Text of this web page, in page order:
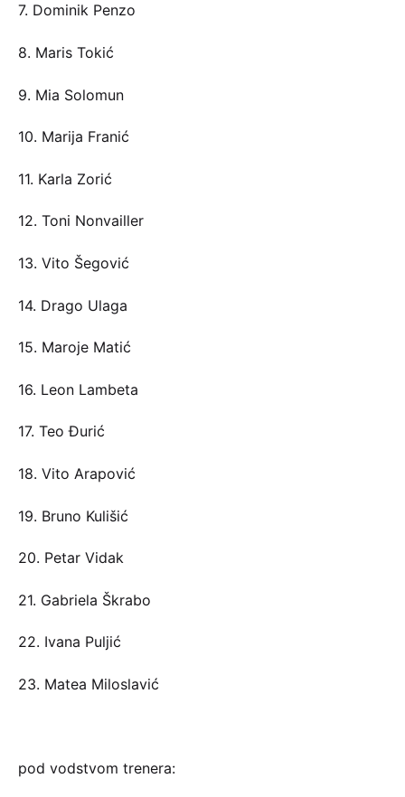
7. Dominik Penzo
8. Maris Tokić
9. Mia Solomun
10. Marija Franić
11. Karla Zorić
12. Toni Nonvailler
13. Vito Šegović
14. Drago Ulaga
15. Maroje Matić
16. Leon Lambeta
17. Teo Đurić
18. Vito Arapović
19. Bruno Kulišić
20. Petar Vidak
21. Gabriela Škrabo
22. Ivana Puljić
23. Matea Miloslavić
pod vodstvom trenera: